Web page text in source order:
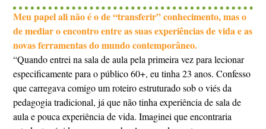
Meu papel ali não é o de “transferir” conhecimento, mas o
de mediar o encontro entre as suas experiências de vida e as
novas ferramentas do mundo contemporâneo.
“Quando entrei na sala de aula pela primeira vez para lecionar
especificamente para o público 60+, eu tinha 23 anos. Confesso
que carregava comigo um roteiro estruturado sob o viés da
pedagogia tradicional, já que não tinha experiência de sala de
aula e pouca experiência de vida. Imaginei que encontraria